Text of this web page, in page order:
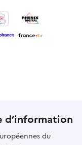
d’information
du